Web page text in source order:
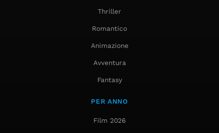
Thriller
Romantico
Animazione
Avventura
Fantasy
PER ANNO
Film 2026